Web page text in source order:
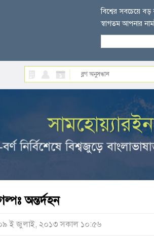
বিশ্বের সবচেয়ে বড়
স্বাগতম আপনার
অন্তর্দহন
ই জুলাই, ২০১৩ সকাল ১০:৫৬